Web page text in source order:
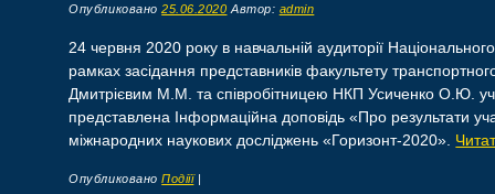
Опубликовано25.06.2020 Автор: admin
24 червня 2020 року в навчальній аудиторії
рамках засідання представників факультету
Дмитрієвим М.М. та співробітницею НКП Усиченко О.Ю.
представлена Інформаційна доповідь «Про результати
міжнародних наукових досліджень «Горизонт-2020».
ОпубликованоПодіїї